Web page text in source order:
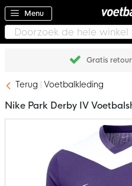
Menu
Gratis
Terug Voetbalkleding
afbeeldingen-
Nike Park Derby IV